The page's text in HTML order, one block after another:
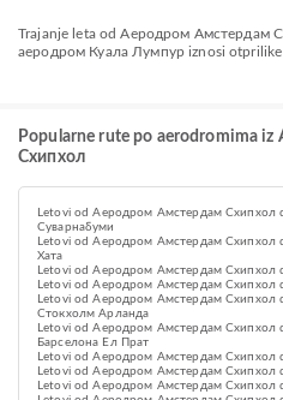
Trajanje leta od Aеродром Амстердам Схипхол do Међународни
аеродром Куала Лумпур iznosi otprilike
Popularne rute po aerodromima
Схипхол
Letovi od Aеродром Амстердам Схипхол
Суварнабуми
Letovi od Aеродром Амстердам
Хата
Letovi od Aеродром Амстердам Схипхол
Letovi od Aеродром Амстердам Схипхол
Letovi od Aеродром Амстердам Схипхол
Стокхолм Арланда
Letovi od Aеродром Амстердам Схипхол
Барселона Ел Прат
Letovi od Aеродром Амстердам Схипхол
Letovi od Aеродром Амстердам Схипхол
Letovi od Aеродром Амстердам Схипхол